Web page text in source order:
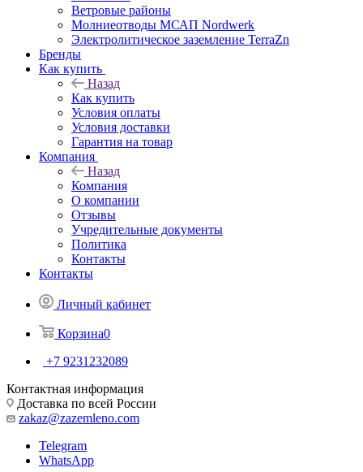
Ветровые районы
Молниеотводы МСАП Nordwerk
Электролитическое заземление TerraZn
Бренды
Как купить
Назад
Как купить
Условия оплаты
Условия доставки
Гарантия на товар
Компания
Назад
Компания
О компании
Отзывы
Учредительные документы
Политика
Контакты
Контакты
Личный кабинет
Корзина0
+7 9231232089
Контактная информация
Доставка по всей России
zakaz@zazemleno.com
Telegram
WhatsApp